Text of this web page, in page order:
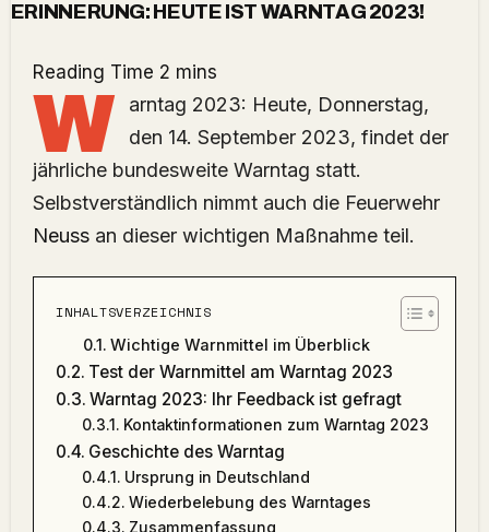
ERINNERUNG: HEUTE IST WARNTAG 2023!
W
arntag 2023: Heute, Donnerstag,
den 14. September 2023, findet der
jährliche bundesweite Warntag statt.
Selbstverständlich nimmt auch die Feuerwehr
Neuss an dieser wichtigen Maßnahme teil.
INHALTSVERZEICHNIS
Wichtige Warnmittel im Überblick
Test der Warnmittel am Warntag 2023
Warntag 2023: Ihr Feedback ist gefragt
Kontaktinformationen zum Warntag 2023
Geschichte des Warntag
Ursprung in Deutschland
Wiederbelebung des Warntages
Zusammenfassung